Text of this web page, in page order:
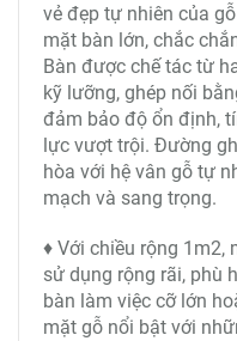
vẻ đẹp tự nhiên của
mặt bàn lớn, chắc
Bàn được chế tác từ
kỹ lưỡng, ghép nối
đảm bảo độ ổn định,
lực vượt trội. Đường
hòa với hệ vân gỗ tự
mạch và sang trọng.
♦ Với chiều rộng 1m2,
sử dụng rộng rãi, phù
bàn làm việc cỡ lớn
mặt gỗ nổi bật với